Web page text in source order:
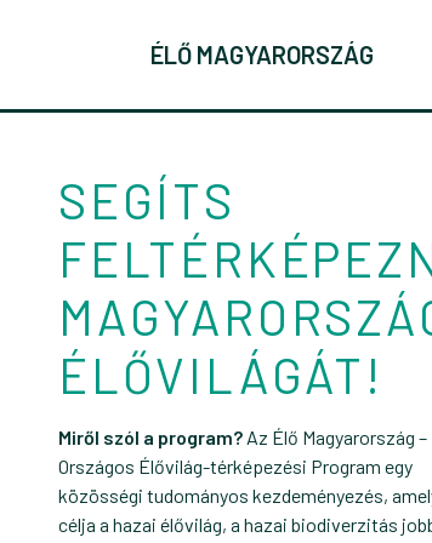
ÉLŐ MAGYARORSZÁG
SEGÍTS
ÉLŐVILÁGÁT!
Miről szól a program? Az Élő Magyarország –
Országos Élővilág-térképezési Program egy
közösségi tudományos kezdeményezés,
célja a hazai élővilág, a hazai biodiverzitás